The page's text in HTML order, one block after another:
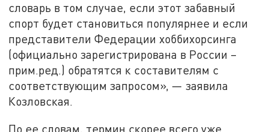
словарь в том случае, если этот забавный
спорт будет становиться популярнее и если
представители Федерации хоббихорсинга
(официально зарегистрирована в России –
прим.ред.) обратятся к составителям с
соответствующим запросом», — заявила
Козловская.
По ее словам, термин скорее всего уже